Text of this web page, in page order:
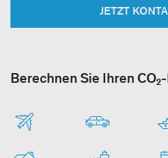
JETZT
Berechnen Sie Ihren